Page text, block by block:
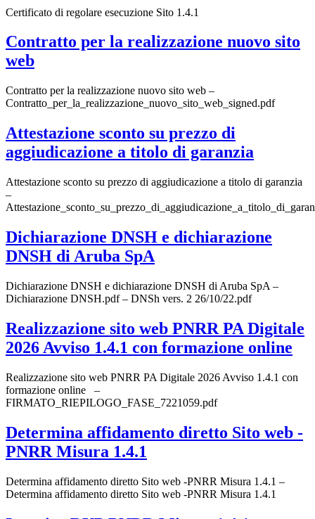
Certificato di regolare esecuzione Sito 1.4.1
Contratto per la realizzazione nuovo sito
web
Contratto per la realizzazione nuovo sito web –
Contratto_per_la_realizzazione_nuovo_sito_web_signed.pdf
Attestazione sconto su prezzo di
aggiudicazione a titolo di garanzia
Attestazione sconto su prezzo di aggiudicazione a titolo di garanzia
–
Dichiarazione DNSH e dichiarazione
DNSH di Aruba SpA
Dichiarazione DNSH e dichiarazione DNSH di Aruba SpA –
Dichiarazione DNSH.pdf – DNSh vers. 2 26/10/22.pdf
Realizzazione sito web PNRR PA Digitale
2026 Avviso 1.4.1 con formazione online
Realizzazione sito web PNRR PA Digitale 2026 Avviso 1.4.1 con
formazione online –
FIRMATO_RIEPILOGO_FASE_7221059.pdf
Determina affidamento diretto Sito web -
PNRR Misura 1.4.1
Determina affidamento diretto Sito web -PNRR Misura 1.4.1 –
Determina affidamento diretto Sito web -PNRR Misura 1.4.1